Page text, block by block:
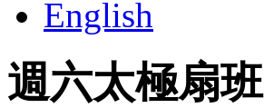
English
週六太極扇班